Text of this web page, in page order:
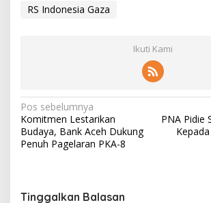
RS Indonesia Gaza
Ikuti Kami
N
a
v
g
Pos sebelumnya
Komitmen Lestarikan
Budaya, Bank Aceh Dukung
Penuh Pagelaran PKA-8
PNA Pidie
Tinggalkan Balasan